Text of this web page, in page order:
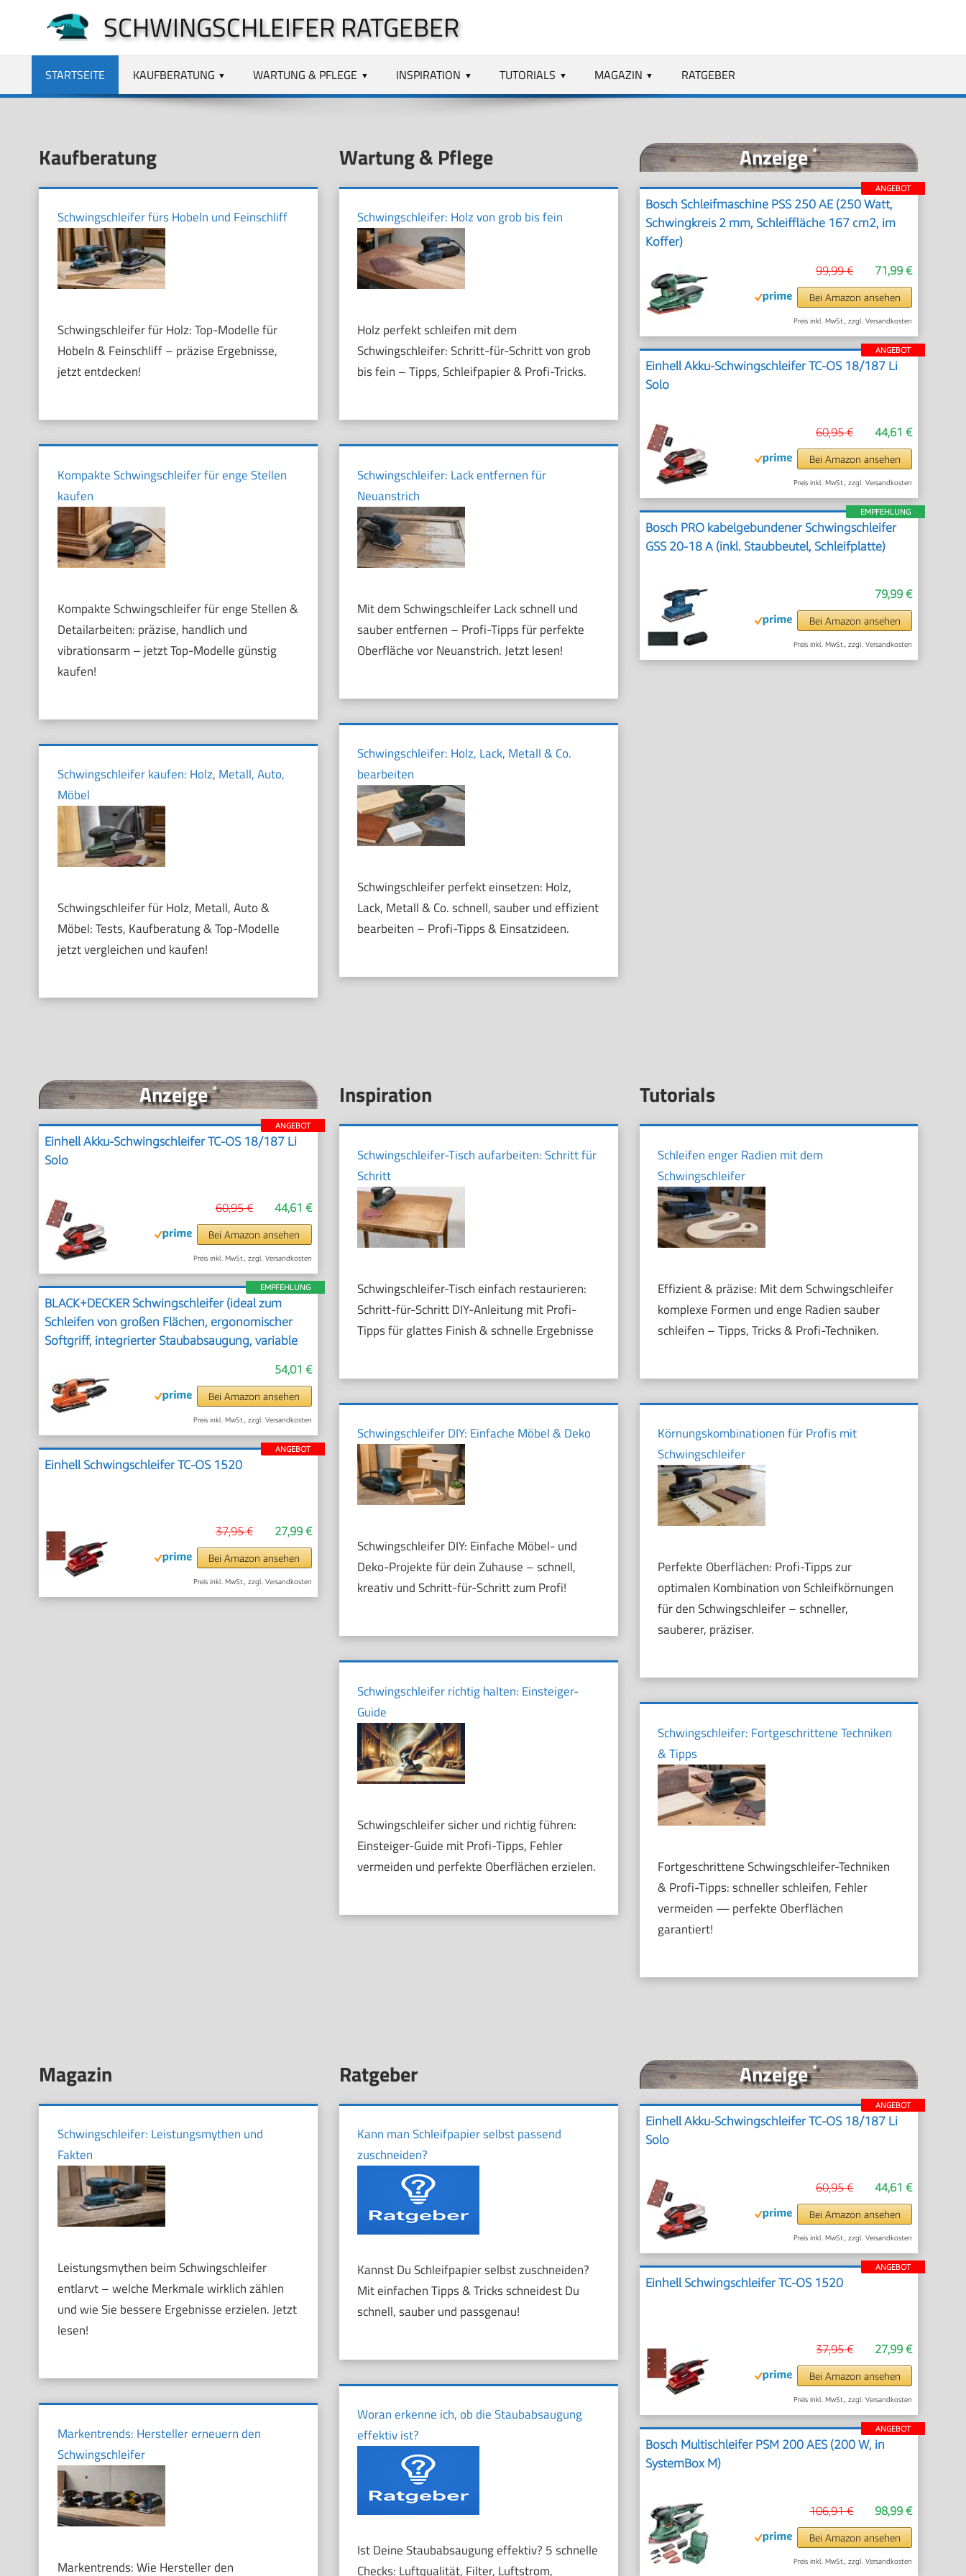
springen
SCHWINGSCHLEIFER RATGEBER
STARTSEITE KAUFBERATUNG WARTUNG & PFLEGE INSPIRATION TUTORIALS MAGAZIN RATGEBER
Kaufberatung
Schwingschleifer fürs Hobeln und Feinschliff
Schwingschleifer für Holz: Top-Modelle für
Hobeln & Feinschliff – präzise Ergebnisse,
jetzt entdecken!
Kompakte Schwingschleifer für enge Stellen
kaufen
Kompakte Schwingschleifer für enge Stellen &
Detailarbeiten: präzise, handlich und
vibrationsarm – jetzt Top-Modelle günstig
kaufen!
Schwingschleifer kaufen: Holz, Metall, Auto,
Möbel
Schwingschleifer für Holz, Metall, Auto &
Möbel: Tests, Kaufberatung & Top-Modelle
jetzt vergleichen und kaufen!
Wartung & Pflege
Schwingschleifer: Holz von grob bis fein
Holz perfekt schleifen mit dem
Schwingschleifer: Schritt-für-Schritt von grob
bis fein – Tipps, Schleifpapier & Profi-Tricks.
Schwingschleifer: Lack entfernen für
Neuanstrich
Mit dem Schwingschleifer Lack schnell und
sauber entfernen – Profi-Tipps für perfekte
Oberfläche vor Neuanstrich. Jetzt lesen!
Schwingschleifer: Holz, Lack, Metall & Co.
bearbeiten
Schwingschleifer perfekt einsetzen: Holz,
Lack, Metall & Co. schnell, sauber und effizient
bearbeiten – Profi-Tipps & Einsatzideen.
Anzeige*
ANGEBOT
Bosch Schleifmaschine PSS 250 AE (250 Watt,
Schwingkreis 2 mm, Schleiffläche 167 cm2, im
Koffer)
71,99 €
99,99 €
Bei Amazon ansehen
Preis inkl. MwSt., zzgl. Versandkosten
ANGEBOT
Einhell Akku-Schwingschleifer TC-OS 18/187 Li
Solo
44,61 €
60,95 €
Bei Amazon ansehen
Preis inkl. MwSt., zzgl. Versandkosten
EMPFEHLUNG
Bosch PRO kabelgebundener Schwingschleifer
GSS 20-18 A (inkl. Staubbeutel, Schleifplatte)
79,99 €
Bei Amazon ansehen
Preis inkl. MwSt., zzgl. Versandkosten
Anzeige*
ANGEBOT
Einhell Akku-Schwingschleifer TC-OS 18/187 Li
Solo
44,61 €
60,95 €
Bei Amazon ansehen
Preis inkl. MwSt., zzgl. Versandkosten
EMPFEHLUNG
BLACK+DECKER Schwingschleifer (ideal zum
Schleifen von großen Flächen, ergonomischer
Softgriff, integrierter Staubabsaugung, variable
KA320EKA-QS
54,01 €
Bei Amazon ansehen
Preis inkl. MwSt., zzgl. Versandkosten
ANGEBOT
Einhell Schwingschleifer TC-OS 1520
27,99 €
37,95 €
Bei Amazon ansehen
Preis inkl. MwSt., zzgl. Versandkosten
Inspiration
Schwingschleifer-Tisch aufarbeiten: Schritt für
Schritt
Schwingschleifer-Tisch einfach restaurieren:
Schritt-für-Schritt DIY-Anleitung mit Profi-
Tipps für glattes Finish & schnelle Ergebnisse
Schwingschleifer DIY: Einfache Möbel & Deko
Schwingschleifer DIY: Einfache Möbel- und
Deko-Projekte für dein Zuhause – schnell,
kreativ und Schritt-für-Schritt zum Profi!
Schwingschleifer richtig halten: Einsteiger-
Guide
Schwingschleifer sicher und richtig führen:
Einsteiger-Guide mit Profi-Tipps, Fehler
vermeiden und perfekte Oberflächen erzielen.
Tutorials
Schleifen enger Radien mit dem
Schwingschleifer
Effizient & präzise: Mit dem Schwingschleifer
komplexe Formen und enge Radien sauber
schleifen – Tipps, Tricks & Profi-Techniken.
Körnungskombinationen für Profis mit
Schwingschleifer
Perfekte Oberflächen: Profi-Tipps zur
optimalen Kombination von Schleifkörnungen
für den Schwingschleifer – schneller,
sauberer, präziser.
Schwingschleifer: Fortgeschrittene Techniken
& Tipps
Fortgeschrittene Schwingschleifer-Techniken
& Profi-Tipps: schneller schleifen, Fehler
vermeiden — perfekte Oberflächen
garantiert!
Magazin
Schwingschleifer: Leistungsmythen und
Fakten
Leistungsmythen beim Schwingschleifer
entlarvt – welche Merkmale wirklich zählen
und wie Sie bessere Ergebnisse erzielen. Jetzt
lesen!
Markentrends: Hersteller erneuern den
Schwingschleifer
Markentrends: Wie Hersteller den
Ratgeber
Kann man Schleifpapier selbst passend
zuschneiden?
Kannst Du Schleifpapier selbst zuschneiden?
Mit einfachen Tipps & Tricks schneidest Du
schnell, sauber und passgenau!
Woran erkenne ich, ob die Staubabsaugung
effektiv ist?
Ist Deine Staubabsaugung effektiv? 5 schnelle
Checks: Luftqualität, Filter, Luftstrom,
Anzeige*
ANGEBOT
Einhell Akku-Schwingschleifer TC-OS 18/187 Li
Solo
44,61 €
60,95 €
Bei Amazon ansehen
Preis inkl. MwSt., zzgl. Versandkosten
ANGEBOT
Einhell Schwingschleifer TC-OS 1520
27,99 €
37,95 €
Bei Amazon ansehen
Preis inkl. MwSt., zzgl. Versandkosten
ANGEBOT
Bosch Multischleifer PSM 200 AES (200 W, in
SystemBox M)
98,99 €
106,91 €
Bei Amazon ansehen
Preis inkl. MwSt., zzgl. Versandkosten